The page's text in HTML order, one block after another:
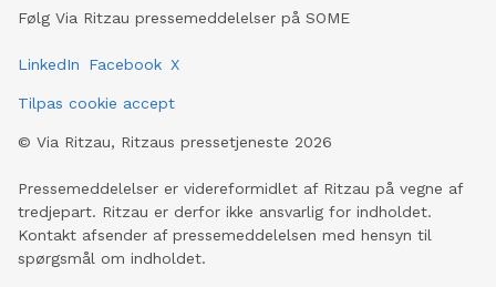
Følg Via Ritzau pressemeddelelser på SOME
LinkedIn Facebook X
Tilpas cookie accept
© Via Ritzau, Ritzaus pressetjeneste 2026
Pressemeddelelser er videreformidlet af Ritzau på vegne af
tredjepart. Ritzau er derfor ikke ansvarlig for indholdet.
Kontakt afsender af pressemeddelelsen med hensyn til
spørgsmål om indholdet.